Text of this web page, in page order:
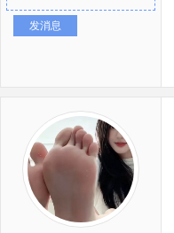
发消息